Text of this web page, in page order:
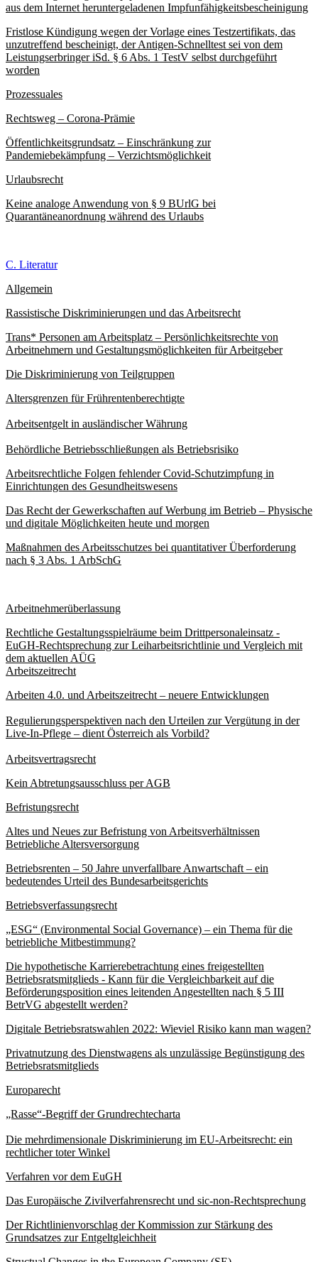
aus dem Internet heruntergeladenen Impfunfähigkeitsbescheinigung
Fristlose Kündigung wegen der Vorlage eines Testzertifikats, das
unzutreffend bescheinigt, der Antigen-Schnelltest sei von dem
Leistungserbringer iSd. § 6 Abs. 1 TestV selbst durchgeführt
worden
Prozessuales
Rechtsweg – Corona-Prämie
Öffentlichkeitsgrundsatz – Einschränkung zur
Pandemiebekämpfung – Verzichtsmöglichkeit
Urlaubsrecht
Keine analoge Anwendung von § 9 BUrlG bei
Quarantäneanordnung während des Urlaubs
C. Literatur
Allgemein
Rassistische Diskriminierungen und das Arbeitsrecht
Trans* Personen am Arbeitsplatz – Persönlichkeitsrechte von
Arbeitnehmern und Gestaltungsmöglichkeiten für Arbeitgeber
Die Diskriminierung von Teilgruppen
Altersgrenzen für Frührentenberechtigte
Arbeitsentgelt in ausländischer Währung
Behördliche Betriebsschließungen als Betriebsrisiko
Arbeitsrechtliche Folgen fehlender Covid-Schutzimpfung in
Einrichtungen des Gesundheitswesens
Das Recht der Gewerkschaften auf Werbung im Betrieb – Physische
und digitale Möglichkeiten heute und morgen
Maßnahmen des Arbeitsschutzes bei quantitativer Überforderung
nach § 3 Abs. 1 ArbSchG
Arbeitnehmerüberlassung
Rechtliche Gestaltungsspielräume beim Drittpersonaleinsatz -
EuGH-Rechtsprechung zur Leiharbeitsrichtlinie und Vergleich mit
dem aktuellen AÜG
Arbeitszeitrecht
Arbeiten 4.0. und Arbeitszeitrecht – neuere Entwicklungen
Regulierungsperspektiven nach den Urteilen zur Vergütung in der
Live-In-Pflege – dient Österreich als Vorbild?
Arbeitsvertragsrecht
Kein Abtretungsausschluss per AGB
Befristungsrecht
Altes und Neues zur Befristung von Arbeitsverhältnissen
Betriebliche Altersversorgung
Betriebsrenten – 50 Jahre unverfallbare Anwartschaft – ein
bedeutendes Urteil des Bundesarbeitsgerichts
Betriebsverfassungsrecht
„ESG“ (Environmental Social Governance) – ein Thema für die
betriebliche Mitbestimmung?
Die hypothetische Karrierebetrachtung eines freigestellten
Betriebsratsmitglieds - Kann für die Vergleichbarkeit auf die
Beförderungsposition eines leitenden Angestellten nach § 5 III
BetrVG abgestellt werden?
Digitale Betriebsratswahlen 2022: Wieviel Risiko kann man wagen?
Privatnutzung des Dienstwagens als unzulässige Begünstigung des
Betriebsratsmitglieds
Europarecht
„Rasse“-Begriff der Grundrechtecharta
Die mehrdimensionale Diskriminierung im EU-Arbeitsrecht: ein
rechtlicher toter Winkel
Verfahren vor dem EuGH
Das Europäische Zivilverfahrensrecht und sic-non-Rechtsprechung
Der Richtlinienvorschlag der Kommission zur Stärkung des
Grundsatzes zur Entgeltgleichheit